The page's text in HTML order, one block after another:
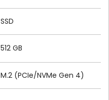
SSD
512 GB
M.2 (PCIe/NVMe Gen 4)